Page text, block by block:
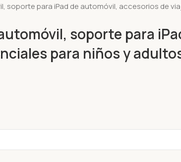
soporte para iPad de automóvil, accesorios de
soporte para
para niños y